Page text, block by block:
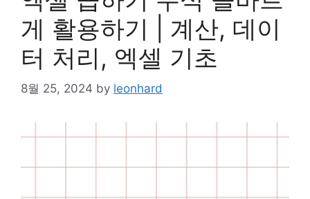
게 활용하기 | 계산, 데이
터 처리, 엑셀 기초
8월 25, 2024 by leonhard